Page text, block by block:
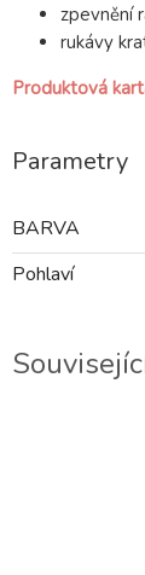
zpevnění
rukávy
Produktová
Parametry
BARVA
Pohlaví